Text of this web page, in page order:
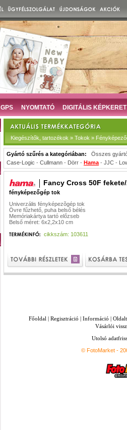
GPS NYOMTATÓ DIGITÁLIS KÉPKERET
Kiegészítők, tartozékok » Tokok »
Gyártó szűrés a kategóriában: Összes
Case-Logic - Cullmann - Dörr - Hama - JJC -
Fancy Cross 50F
fényképezőgép tok
Univerzális fényképezõgép tok
Övre fűzhető, puha belső bélés
Memóriakártya tartó előzseb
Belső méret: 6x2,2x10 cm
cikkszám: 103611
Főoldal | Regisztráció | Információ |
Vásárlói
Utolsó
© FotoMarket -